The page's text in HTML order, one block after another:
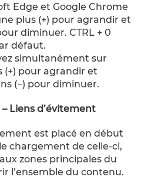
Edge et Google Chrome
plus (+) pour agrandir et
diminuer. CTRL + 0
défaut.
simultanément sur
(+) pour agrandir et
(−) pour diminuer.
Liens d’évitement
est placé en début
chargement de celle-ci,
zones principales du
l’ensemble du contenu.